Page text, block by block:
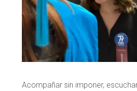
Acompañar sin imponer,